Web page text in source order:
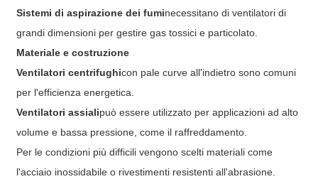
Sistemi di aspirazione dei fuminecessitano di ventilatori di
grandi dimensioni per gestire gas tossici e particolato.
Materiale e costruzione
Ventilatori centrifughicon pale curve all'indietro sono comuni
per l'efficienza energetica.
Ventilatori assialipuò essere utilizzato per applicazioni ad alto
volume e bassa pressione, come il raffreddamento.
Per le condizioni più difficili vengono scelti materiali come
l'acciaio inossidabile o rivestimenti resistenti all'abrasione.